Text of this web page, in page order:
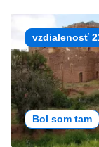
vzdialenosť
Bol som tam